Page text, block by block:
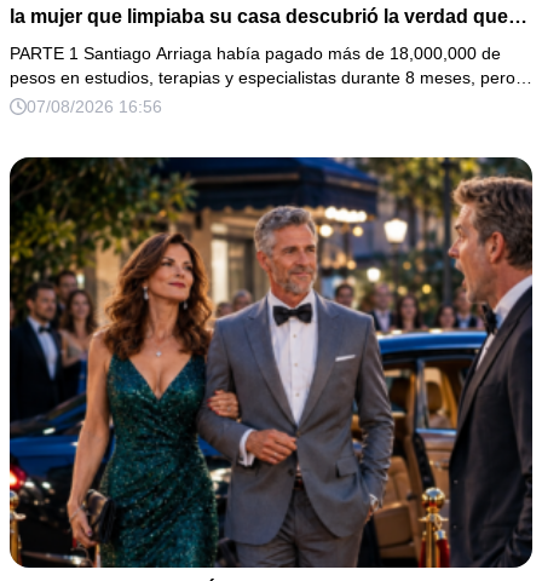
la mujer que limpiaba su casa descubrió la verdad que
nadie quiso escuchar.
PARTE 1 Santiago Arriaga había pagado más de 18,000,000 de
pesos en estudios, terapias y especialistas durante 8 meses, pero…
07/08/2026 16:56